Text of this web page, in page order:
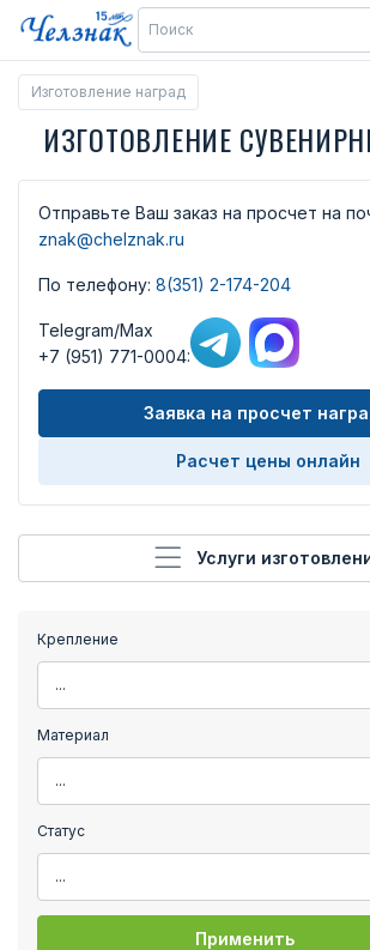
Изготовление наград
ИЗГОТОВЛЕНИЕ
Отправьте Ваш заказ на просчет на
znak@chelznak.ru
По телефону: 8(351) 2-174-204
Telegram/Max
+7 (951) 771-0004:
Заявка на просчет
Расчет цены онлайн
Услуги
Крепление
Материал
Статус
Применить